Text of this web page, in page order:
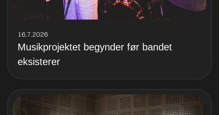
16.7.2026
Musikprojektet begynder før bandet
eksisterer